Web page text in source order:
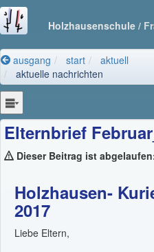
Holzhausenschule /
ausgang start
aktuell
aktuelle nachrichten
Elternbrief
Dieser Beitrag ist
Holzhausen-
2017
Liebe Eltern,